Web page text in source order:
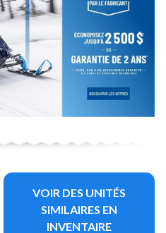
VOIR DES UNITÉS
SIMILAIRES EN
INVENTAIRE